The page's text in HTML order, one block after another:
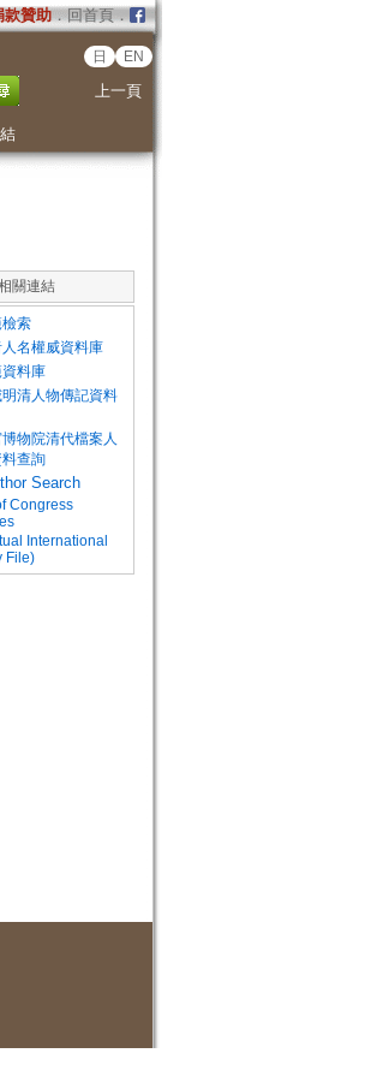
款贊助．回首頁．
日 EN
上一頁
關連結
索
名權威資料庫
料庫
明清人物傳記資料
物院清代檔案人
查詢
Search
Congress
International
File)